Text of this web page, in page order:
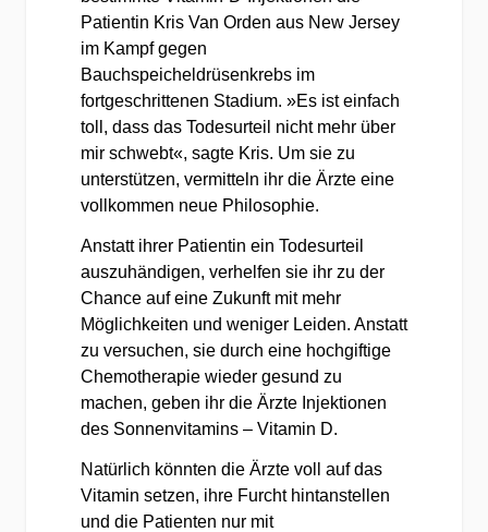
Patientin Kris Van Orden aus New Jersey
im Kampf gegen
Bauchspeicheldrüsenkrebs im
fortgeschrittenen Stadium. »Es ist einfach
toll, dass das Todesurteil nicht mehr über
mir schwebt«, sagte Kris. Um sie zu
unterstützen, vermitteln ihr die Ärzte eine
vollkommen neue Philosophie.
Anstatt ihrer Patientin ein Todesurteil
auszuhändigen, verhelfen sie ihr zu der
Chance auf eine Zukunft mit mehr
Möglichkeiten und weniger Leiden. Anstatt
zu versuchen, sie durch eine hochgiftige
Chemotherapie wieder gesund zu
machen, geben ihr die Ärzte Injektionen
des Sonnenvitamins – Vitamin D.
Natürlich könnten die Ärzte voll auf das
Vitamin setzen, ihre Furcht hintanstellen
und die Patienten nur mit